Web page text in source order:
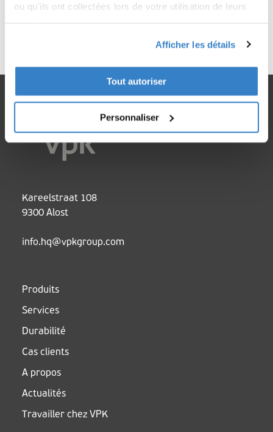
ou qu'ils ont collectées lors de votre utilisation de leurs
Afficher les détails
Tout autoriser
Personnaliser
Kareelstraat 108
9300 Alost
info.hq@vpkgroup.com
Produits
Services
Durabilité
Cas clients
A propos
Actualités
Travailler chez VPK